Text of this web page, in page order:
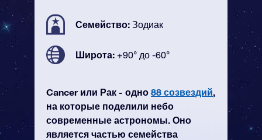
Семейство: Зодиак
Широта: +90° до -60°
Cancer или Рак - одно 88 созвездий,
на которые поделили небо
современные астрономы. Оно
является частью семейства